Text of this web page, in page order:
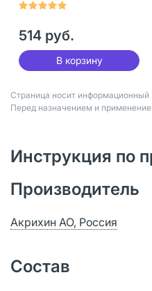
514 руб.
В корзину
Страница носит информационный
Перед назначением и
Инструкция по
Производитель
Акрихин АО, Россия
Состав